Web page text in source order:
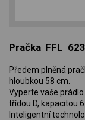
Pračka FFL
Předem plněná
hloubkou 58 cm.
Vyperte vaše
třídou D, kapacitou
Inteligentní